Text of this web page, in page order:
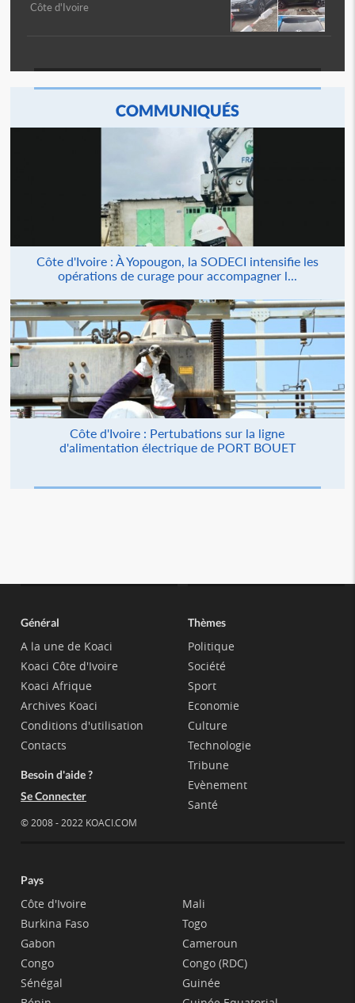
Côte d'Ivoire
COMMUNIQUÉS
Côte d'Ivoire : À Yopougon, la SODECI intensifie les
opérations de curage pour accompagner l...
Côte d'Ivoire : Pertubations sur la ligne
d'alimentation électrique de PORT BOUET
Général
A la une de Koaci
Koaci Côte d'Ivoire
Koaci Afrique
Archives Koaci
Conditions d'utilisation
Contacts
Besoin d'aide ?
Se Connecter
© 2008 - 2022 KOACI.COM
Thèmes
Politique
Société
Sport
Economie
Culture
Technologie
Tribune
Evènement
Santé
Pays
Côte d'Ivoire
Burkina Faso
Gabon
Congo
Sénégal
Mali
Togo
Cameroun
Congo (RDC)
Guinée